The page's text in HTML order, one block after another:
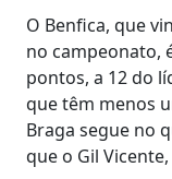
O Benfica, que
no campeonato,
pontos, a 12 do
que têm menos
Braga segue no
que o Gil